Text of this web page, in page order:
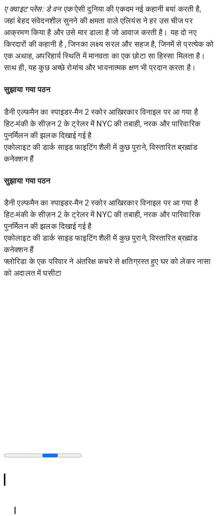
ए क्वाइट प्लेस: डे वन एक ऐसी दुनिया की एकदम नई कहानी बयां करती है,
जहां बेहद संवेदनशील सुनने की क्षमता वाले एलियंस ने हर उस चीज पर
आक्रमण किया है और उसे मार डाला है जो आवाज करती है। यह दो नए
किरदारों की कहानी है , जिनका लक्ष्य सरल और सहज है, जिनमें से प्रत्येक को
एक अथाह, अपरिहार्य स्थिति में मानवता का एक छोटा सा हिस्सा मिलता है।
साथ ही, यह कुछ अच्छे रोमांच और भावनात्मक क्षण भी प्रदान करता है।
सुझाया गया पठन
डैनी एल्फमैन का स्पाइडर-मैन 2 स्कोर आखिरकार विनाइल पर आ गया है
हिट-मंकी के सीज़न 2 के ट्रेलर में NYC की तबाही, नरक और पारिवारिक
पुनर्मिलन की झलक दिखाई गई है
एकोलाइट की डार्क साइड फाइटिंग शैली में कुछ पुराने, विस्तारित ब्रह्मांड
कनेक्शन हैं
सुझाया गया पठन
डैनी एल्फमैन का स्पाइडर-मैन 2 स्कोर आखिरकार विनाइल पर आ गया है
हिट-मंकी के सीज़न 2 के ट्रेलर में NYC की तबाही, नरक और पारिवारिक
पुनर्मिलन की झलक दिखाई गई है
एकोलाइट की डार्क साइड फाइटिंग शैली में कुछ पुराने, विस्तारित ब्रह्मांड
कनेक्शन हैं
फ्लोरिडा के एक परिवार ने अंतरिक्ष कचरे से क्षतिग्रस्त हुए घर को लेकर नासा
को अदालत में घसीटा